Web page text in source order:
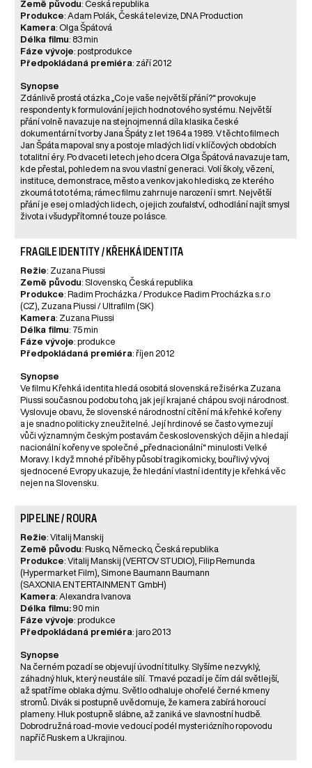
Země původu: Česká republika
Produkce: Adam Polák, Česká televize, DNA Production
Kamera: Olga Špátová
Délka filmu: 83 min
Fáze vývoje: postprodukce
Předpokládaná premiéra: září 2012
Synopse
Zdánlivě prostá otázka „Co je vaše největší přání?“ provokuje
respondenty k formulování jejich hodnotového systému. Největší
přání volně navazuje na stejnojmenná díla klasika české
dokumentární tvorby Jana Špáty z let 1964 a 1989. V těchto filmech
Jan Špáta mapoval sny a postoje mladých lidí v klíčových obdobích
totalitní éry. Po dvaceti letech jeho dcera Olga Špátová navazuje tam,
kde přestal, pohledem na svou vlastní generaci. Volí školy, vězení,
instituce, demonstrace, město a venkov jako hledisko, ze kterého
zkoumá toto téma; rámec filmu zahrnuje narození i smrt. Největší
přání je esej o mladých lidech, o jejich zoufalství, odhodlání najít smysl
života i všudypřítomné touze po lásce.
FRAGILE IDENTITY / KŘEHKÁ IDENTITA
Režie: Zuzana Piussi
Země původu: Slovensko, Česká republika
Produkce: Radim Procházka / Produkce Radim Procházka s.r.o
(CZ), Zuzana Piussi / Ultrafilm (SK)
Kamera: Zuzana Piussi
Délka filmu: 75 min
Fáze vývoje: produkce
Předpokládaná premiéra: říjen 2012
Synopse
Ve filmu Křehká identita hledá osobitá slovenská režisérka Zuzana
Piussi současnou podobu toho, jak její krajané chápou svoji národnost.
Vyslovuje obavu, že slovenské národnostní cítění má křehké kořeny
a je snadno politicky zneužitelné. Její hrdinové se často vymezují
vůči významným českým postavám československých dějin a hledají
nacionální kořeny ve společné „přednacionální“ minulosti Velké
Moravy. I když mnohé příběhy působí tragikomicky, bouřlivý vývoj
sjednocené Evropy ukazuje, že hledání vlastní identity je křehká věc
nejen na Slovensku.
PIPELINE / ROURA
Režie: Vitalij Manskij
Země původu: Rusko, Německo, Česká republika
Produkce: Vitalij Manskij (VERTOV STUDIO), Filip Remunda
(Hypermarket Film), Simone Baumann Baumann
(SAXONIA ENTERTAINMENT GmbH)
Kamera: Alexandra Ivanova
Délka filmu: 90 min
Fáze vývoje: produkce
Předpokládaná premiéra: jaro 2013
Synopse
Na černém pozadí se objevují úvodní titulky. Slyšíme nezvyklý,
záhadný hluk, který neustále sílí. Tmavé pozadí je čím dál světlejší,
až spatříme oblaka dýmu. Světlo odhaluje ohořelé černé kmeny
stromů. Divák si postupně uvědomuje, že kamera zabírá horoucí
plameny. Hluk postupně slábne, až zaniká ve slavnostní hudbě.
Dobrodružná road-movie vedoucí podél mysteriózního ropovodu
napříč Ruskem a Ukrajinou.